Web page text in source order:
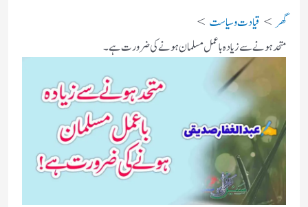
گھر
قیادت وسیاست
متحد ہونے سے زیادہ باعمل مسلمان ہونے کی ضرورت ہے۔